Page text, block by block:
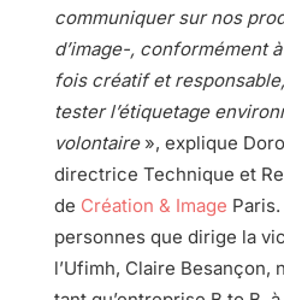
communiquer sur nos
d’image-, conformément
fois créatif et
tester l’étiquetage
volontaire », explique
directrice Technique et
de Création & Image
personnes que dirige la
l’Ufimh, Claire Besançon,